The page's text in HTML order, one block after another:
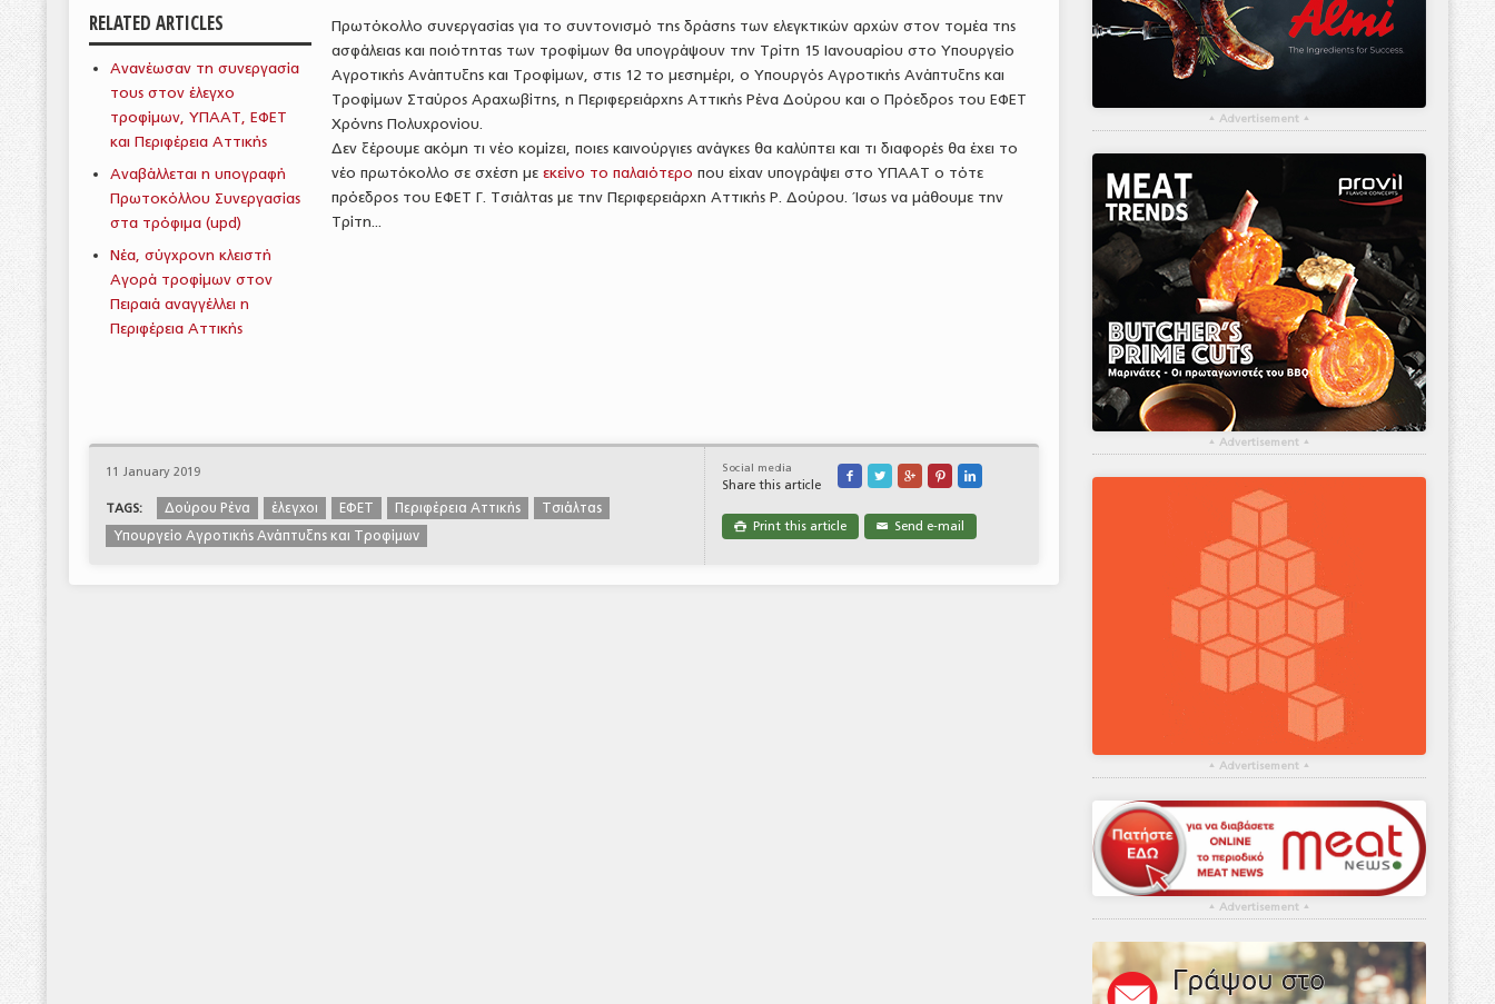
RELATED ARTICLES
Ανανέωσαν τη συνεργασία
τους στον έλεγχο
τροφίμων, ΥΠΑΑΤ, ΕΦΕΤ
και Περιφέρεια Αττικής
Αναβάλλεται η υπογραφή
Πρωτοκόλλου Συνεργασίας
στα τρόφιμα (upd)
Νέα, σύγχρονη κλειστή
Αγορά τροφίμων στον
Πειραιά αναγγέλλει η
Περιφέρεια Αττικής
Πρωτόκολλο συνεργασίας για το συντονισμό της δράσης των ελεγκτικών αρχών στον τομέα της
ασφάλειας και ποιότητας των τροφίμων θα υπογράψουν την Τρίτη 15 Ιανουαρίου στο Υπουργείο
Αγροτικής Ανάπτυξης και Τροφίμων, στις 12 το μεσημέρι, ο Υπουργός Αγροτικής Ανάπτυξης και
Τροφίμων Σταύρος Αραχωβίτης, η Περιφερειάρχης Αττικής Ρένα Δούρου και ο Πρόεδρος του ΕΦΕΤ
Χρόνης Πολυχρονίου.
Δεν ξέρουμε ακόμη τι νέο κομίζει, ποιες καινούργιες ανάγκες θα καλύπτει και τι διαφορές θα έχει το
νέο πρωτόκολλο σε σχέση μεεκείνο το παλαιότερο που είχαν υπογράψει στο ΥΠΑΑΤ ο τότε
πρόεδρος του ΕΦΕΤ Γ. Τσιάλτας με την Περιφερειάρχη Αττικής Ρ. Δούρου. Ίσως να μάθουμε την
Τρίτη...
Social media
Share this article
    
 Print this article ✉ Send e-mail
11 January 2019
TAGS: Δούρου Ρένα έλεγχοι ΕΦΕΤ Περιφέρεια Αττικής
Τσιάλτας
Υπουργείο Αγροτικής Ανάπτυξης και Τροφίμων
▴ Advertisement ▴
▴ Advertisement ▴
▴ Advertisement ▴
▴ Advertisement ▴